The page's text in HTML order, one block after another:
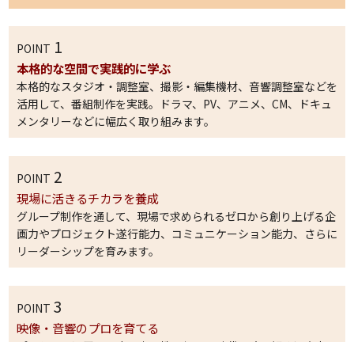
POINT 1
本格的な空間で実践的に学ぶ
本格的なスタジオ・調整室、撮影・編集機材、音響調整室などを
活用して、番組制作を実践。ドラマ、PV、アニメ、CM、ドキュ
メンタリーなどに幅広く取り組みます。
POINT 2
現場に活きるチカラを養成
グループ制作を通して、現場で求められるゼロから創り上げる企
画力やプロジェクト遂行能力、コミュニケーション能力、さらに
リーダーシップを育みます。
POINT 3
映像・音響のプロを育てる